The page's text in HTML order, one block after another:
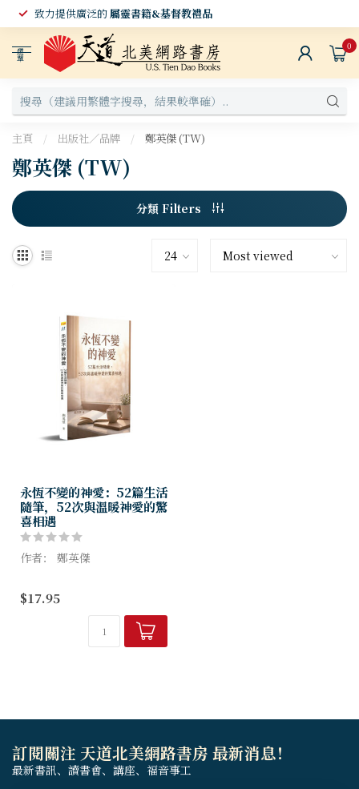
致力提供廣泛的屬靈書籍&基督教禮品
選
單
0
主頁 / 出版社／品牌 / 鄭英傑 (TW)
鄭英傑 (TW)
分類 Filters
永恆不變的神愛：52篇生活
隨筆，52次與溫暖神愛的驚
喜相遇
作者： 鄭英傑
的大道理，只說貼近心跳的暖
心故事。 資深編輯精選 52 篇
生活隨筆，陪你走過 52 個心
靈轉彎處。 從受傷的修復...
$17.95
訂閱關注 天道北美網路書房 最新消息！
最新書訊、讀書會、講座、福音事工